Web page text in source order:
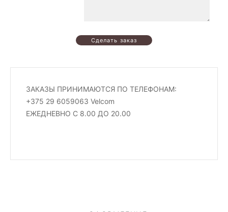
ЗАКАЗЫ ПРИНИМАЮТСЯ ПО ТЕЛЕФОНАМ:
+375 29 6059063 Velcom
ЕЖЕДНЕВНО С 8.00 ДО 20.00